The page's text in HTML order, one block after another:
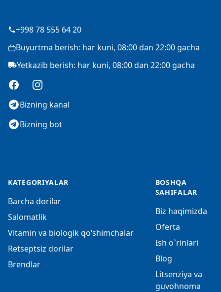
+998 78 555 64 20
Buyurtma berish: har kuni, 08:00 dan 22:00 gacha
Yetkazib berish: har kuni, 08:00 dan 22:00 gacha
FacebookInstagram
Bizning kanal
Bizning bot
KATEGORIYALAR
Barcha dorilar
Salomatlik
Vitamin va biologik qo‘shimchalar
Retseptsiz dorilar
Brendlar
BOSHQA
SAHIFALAR
Biz haqimizda
Oferta
Ish o`rinlari
Blog
Litsenziya va
guvohnoma